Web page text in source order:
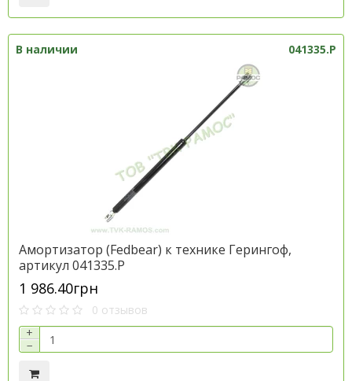
В наличии 041335.P
Амортизатор (Fedbear) к технике Герингоф,
артикул 041335.P
1 986.40грн
0 отзывов
+
−